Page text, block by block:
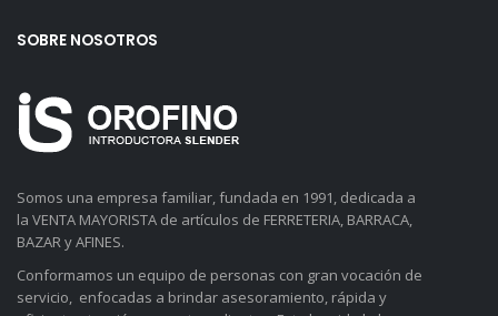
SOBRE NOSOTROS
Somos una empresa familiar, fundada en 1991, dedicada a
la VENTA MAYORISTA de artículos de FERRETERIA, BARRACA,
BAZAR y AFINES.
Conformamos un equipo de personas con gran vocación de
servicio, enfocadas a brindar asesoramiento, rápida y